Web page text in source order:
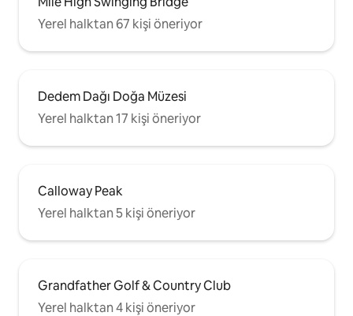
Yerel halktan 67 kişi öneriyor
Dedem Dağı Doğa Müzesi
Yerel halktan 17 kişi öneriyor
Calloway Peak
Yerel halktan 5 kişi öneriyor
Grandfather Golf & Country Club
Yerel halktan 4 kişi öneriyor